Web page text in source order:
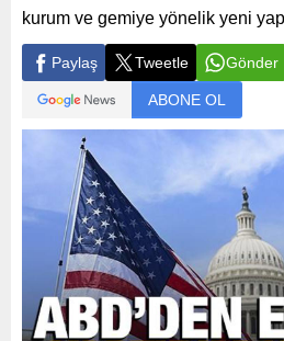
kurum ve gemiye yönelik yeni
Paylaş Tweetle Gönder
ABONE OL